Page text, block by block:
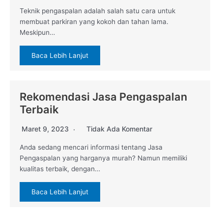
Teknik pengaspalan adalah salah satu cara untuk
membuat parkiran yang kokoh dan tahan lama.
Meskipun…
Baca Lebih Lanjut
Rekomendasi Jasa Pengaspalan
Terbaik
Maret 9, 2023 Tidak Ada Komentar
Anda sedang mencari informasi tentang Jasa
Pengaspalan yang harganya murah? Namun memiliki
kualitas terbaik, dengan…
Baca Lebih Lanjut